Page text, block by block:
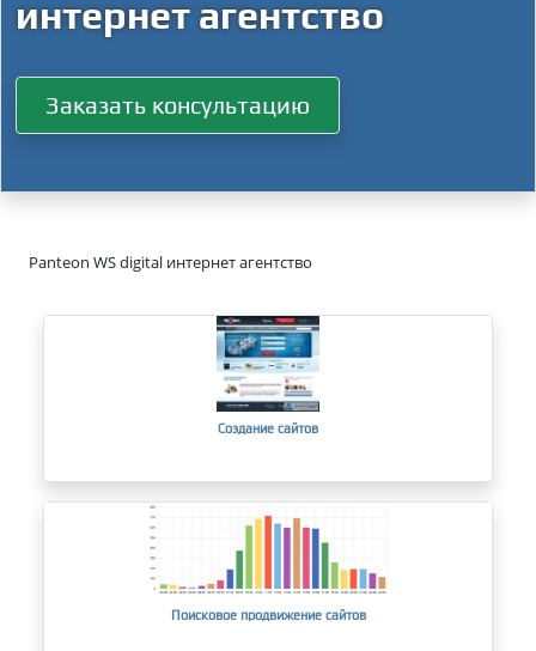
интернет агентство
Заказать консультацию
Panteon WS digital интернет агентство
Создание сайтов
Поисковое продвижение сайтов